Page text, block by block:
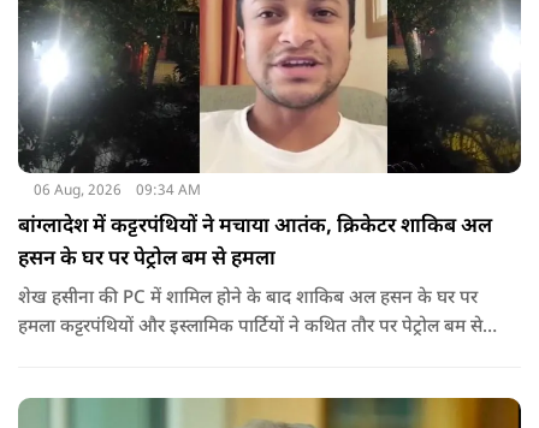
06 Aug, 2026 09:34 AM
बांग्लादेश में कट्टरपंथियों ने मचाया आतंक, क्रिकेटर शाकिब अल
हसन के घर पर पेट्रोल बम से हमला
शेख हसीना की PC में शामिल होने के बाद शाकिब अल हसन के घर पर
हमला कट्टरपंथियों और इस्लामिक पार्टियों ने कथित तौर पर पेट्रोल बम से
जरिए संबोधन दिया था.